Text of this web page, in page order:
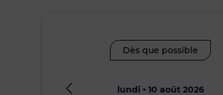
Dès que possible
lundi • 10 août 2026